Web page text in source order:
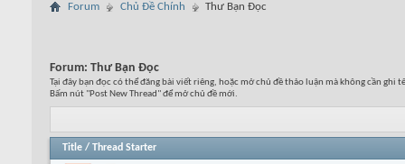
Forum Chủ Đề Chính Thư Bạn Đọc
Forum: Thư Bạn Đọc
Tại đây bạn đọc có thể đăng bài viết riêng, hoặc mở chủ đề thảo luận mà không cần ghi
Bấm nút "Post New Thread" để mở chủ đề mới.
Title / Thread Starter